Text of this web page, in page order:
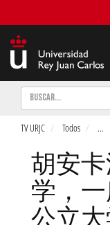
Buscar
TV URJC Todos ...
胡安
学，